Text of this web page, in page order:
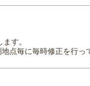
す。
点毎に毎時修正を行っ